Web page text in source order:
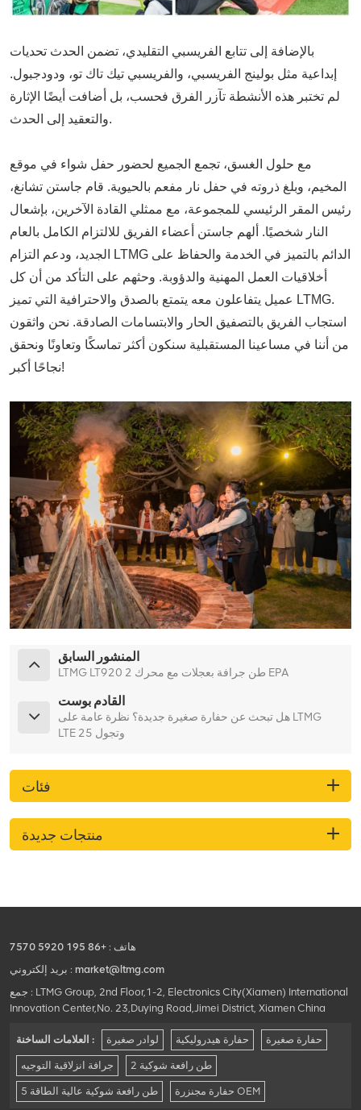
بالإضافة إلى تتابع الفريسبي التقليدي، تضمن الحدث تحديات
إبداعية مثل بولينج الفريسبي، والفريسبي تيك تاك تو، ودودجبول.
لم تختبر هذه الأنشطة تآزر الفرق فحسب، بل أضافت أيضًا الإثارة
والتعقيد إلى الحدث.
مع حلول الغسق، تجمع الجميع لحضور حفل شواء في موقع
المخيم، وبلغ ذروته في حفل نار مفعم بالحيوية. قام جاستن تشانغ،
رئيس المقر الرئيسي للمجموعة، مع ممثلي القادة الآخرين، بإشعال
النار شخصيًا. ألهم جاستن أعضاء الفريق للالتزام الكامل بالعام
الجديد، ودعم التزام LTMG الدائم بالتميز في الخدمة والحفاظ على
أخلاقيات العمل المهنية والدؤوبة. وحثهم على التأكد من أن كل
عميل يتفاعلون معه يتمتع بالصدق والاحترافية التي تميز LTMG.
استجاب الفريق بالتصفيق الحار والابتسامات الصادقة. نحن واثقون
من أننا في مساعينا المستقبلية سنكون أكثر تماسكًا وتعاونًا ونحقق
نجاحًا أكبر!
المنشور السابق
LTMG LT920 2 طن جرافة بعجلات مع محرك EPA
القادم بوست
هل تبحث عن حفارة صغيرة جديدة؟ نظرة عامة على LTMG
LTE 25 وتجول
فئات
منتجات جديدة
هاتف : +86 195 5920 7570
بريد إلكتروني : market@ltmg.com
جمع : LTMG Group, 2nd Floor,1-2, Electronics City(Xiamen) International
Innovation Center,No. 23,Duying Road,Jimei District, Xiamen China
العلامات الساخنة : لوادر صغيرة حفارة هيدروليكية حفارة صغيرة
جرافة انزلاقية التوجيه 2 طن رافعة شوكية
5 طن رافعة شوكية عالية الطاقة حفارة مجنزرة OEM